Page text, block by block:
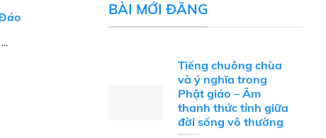
BÀI MỚI ĐĂNG
Tiếng chuông chùa
và ý nghĩa trong
Phật giáo – Âm
thanh thức tỉnh giữa
đời sống vô thường